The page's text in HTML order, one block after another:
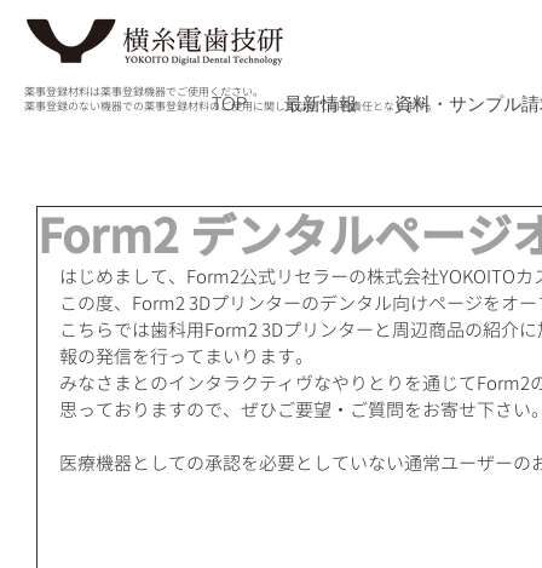
薬事登録材料は薬事登録機器でご使用ください。
薬事登録のない機器での薬事登録材料のご使用に関しては全て自己責任となります。
TOP 最新情報 資料・サンプル
Form2 デンタルページ
はじめまして、Form2公式リセラーの株式会社YOKOITO
この度、Form2 3Dプリンターのデンタル向けページをオ
こちらでは歯科用Form2 3Dプリンターと周辺商品の紹介
報の発信を行ってまいります。
みなさまとのインタラクティヴなやりとりを通じてForm2
思っておりますので、ぜひご要望・ご質問をお寄せ下さい
医療機器としての承認を必要としていない通常ユーザーの